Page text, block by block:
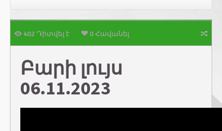
402 Դիտվել է 0 Հավանել
Բարի լույս
06.11.2023